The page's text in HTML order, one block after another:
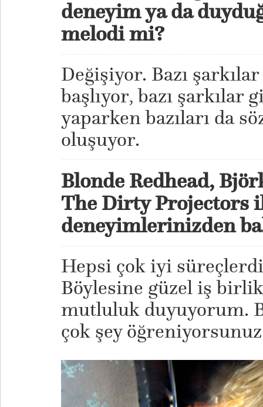
deneyim ya da
melodi mi?
Değişiyor. Bazı
başlıyor, bazı şarkılar
yaparken bazıları da
oluşuyor.
Blonde Redhead,
The Dirty Projectors
deneyimlerinizden
Hepsi çok iyi
Böylesine güzel iş
mutluluk duyuyorum.
çok şey